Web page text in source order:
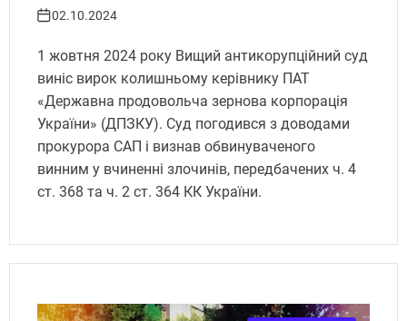
02.10.2024
1 жовтня 2024 року Вищий антикорупційний суд
виніс вирок колишньому керівнику ПАТ
«Державна продовольча зернова корпорація
України» (ДПЗКУ). Суд погодився з доводами
прокурора САП і визнав обвинуваченого
винним у вчиненні злочинів, передбачених ч. 4
ст. 368 та ч. 2 ст. 364 КК України.